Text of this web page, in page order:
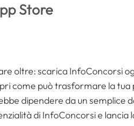
Store
oltre: scarica InfoConcorsi
come può trasformare la tua
dipendere da un semplice
di InfoConcorsi e lancia